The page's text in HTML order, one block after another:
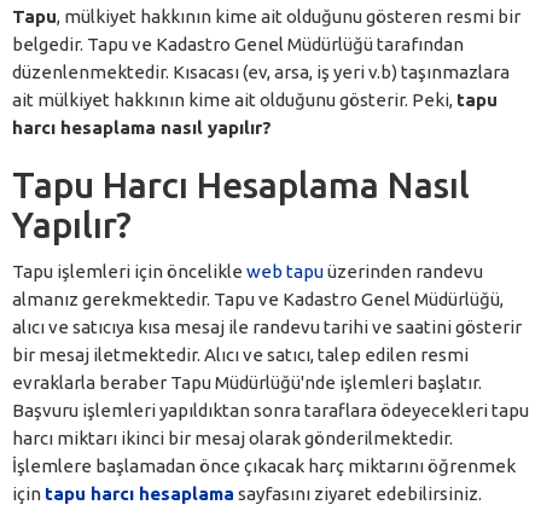
Tapu, mülkiyet hakkının kime ait olduğunu gösteren resmi bir
belgedir. Tapu ve Kadastro Genel Müdürlüğü tarafından
düzenlenmektedir. Kısacası (ev, arsa, iş yeri v.b) taşınmazlara
ait mülkiyet hakkının kime ait olduğunu gösterir. Peki, tapu
harcı hesaplama nasıl yapılır?
Tapu Harcı Hesaplama Nasıl
Yapılır?
Tapu işlemleri için öncelikle web tapuüzerinden randevu
almanız gerekmektedir. Tapu ve Kadastro Genel Müdürlüğü,
alıcı ve satıcıya kısa mesaj ile randevu tarihi ve saatini gösterir
bir mesaj iletmektedir. Alıcı ve satıcı, talep edilen resmi
evraklarla beraber Tapu Müdürlüğü'nde işlemleri başlatır.
Başvuru işlemleri yapıldıktan sonra taraflara ödeyecekleri tapu
harcı miktarı ikinci bir mesaj olarak gönderilmektedir.
İşlemlere başlamadan önce çıkacak harç miktarını öğrenmek
için tapu harcı hesaplama sayfasını ziyaret edebilirsiniz.